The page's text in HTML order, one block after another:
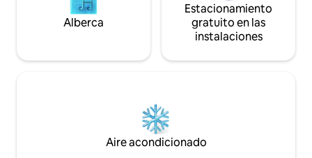
Alberca
Estacionamiento
gratuito en las
instalaciones
Aire acondicionado